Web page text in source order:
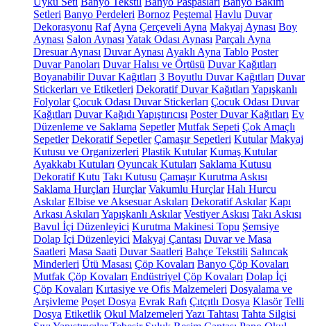
Setleri Banyo Perdeleri Bornoz Peştemal Havlu Duvar
Dekorasyonu Raf Ayna Çerçeveli Ayna Makyaj Aynası Boy
Aynası Salon Aynası Yatak Odası Aynası Parçalı Ayna
Dresuar Aynası Duvar Aynası Ayaklı Ayna Tablo Poster
Duvar Panoları Duvar Halısı ve Örtüsü Duvar Kağıtları
Boyanabilir Duvar Kağıtları 3 Boyutlu Duvar Kağıtları Duvar
Stickerları ve Etiketleri Dekoratif Duvar Kağıtları Yapışkanlı
Folyolar Çocuk Odası Duvar Stickerları Çocuk Odası Duvar
Kağıtları Duvar Kağıdı Yapıştırıcısı Poster Duvar Kağıtları Ev
Düzenleme ve Saklama Sepetler Mutfak Sepeti Çok Amaçlı
Sepetler Dekoratif Sepetler Çamaşır Sepetleri Kutular Makyaj
Kutusu ve Organizerleri Plastik Kutular Kumaş Kutular
Ayakkabı Kutuları Oyuncak Kutuları Saklama Kutusu
Dekoratif Kutu Takı Kutusu Çamaşır Kurutma Askısı
Saklama Hurçları Hurçlar Vakumlu Hurçlar Halı Hurcu
Askılar Elbise ve Aksesuar Askıları Dekoratif Askılar Kapı
Arkası Askıları Yapışkanlı Askılar Vestiyer Askısı Takı Askısı
Bavul İçi Düzenleyici Kurutma Makinesi Topu Şemsiye
Dolap İçi Düzenleyici Makyaj Çantası Duvar ve Masa
Saatleri Masa Saati Duvar Saatleri Bahçe Tekstili Salıncak
Minderleri Ütü Masası Çöp Kovaları Banyo Çöp Kovaları
Mutfak Çöp Kovaları Endüstriyel Çöp Kovaları Dolap İçi
Çöp Kovaları Kırtasiye ve Ofis Malzemeleri Dosyalama ve
Arşivleme Poşet Dosya Evrak Rafı Çıtçıtlı Dosya Klasör Telli
Dosya Etiketlik Okul Malzemeleri Yazı Tahtası Tahta Silgisi